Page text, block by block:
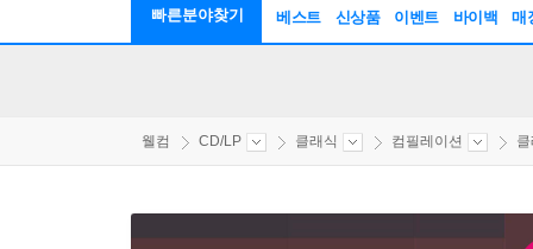
빠른분야찾기 베스트 신상품 이벤트 바이백 매
웰컴 CD/LP 클래식 컴필레이션